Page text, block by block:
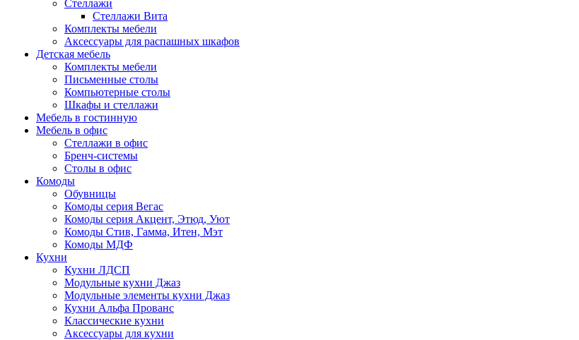
Стеллажи
Стеллажи Вита
Комплекты мебели
Аксессуары для распашных шкафов
Детская мебель
Комплекты мебели
Письменные столы
Компьютерные столы
Шкафы и стеллажи
Мебель в гостинную
Мебель в офис
Стеллажи в офис
Бренч-системы
Столы в офис
Комоды
Обувницы
Комоды серия Вегас
Комоды серия Акцент, Этюд, Уют
Комоды Стив, Гамма, Итен, Мэт
Комоды МДФ
Кухни
Кухни ЛДСП
Модульные кухни Джаз
Модульные элементы кухни Джаз
Кухни Альфа Прованс
Классические кухни
Аксессуары для кухни